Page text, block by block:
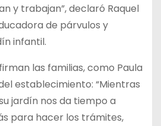
y trabajan”, declaró Raquel
de párvulos y
infantil.
las familias, como Paula
establecimiento: “Mientras
jardín nos da tiempo a
para hacer los trámites,